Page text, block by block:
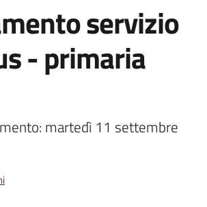
servizio
- primaria
martedì 11 settembre